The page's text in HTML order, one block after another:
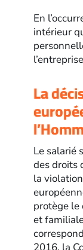
En
intérieur
La
Le salarié
des droits
la
protège le
et
2016, la